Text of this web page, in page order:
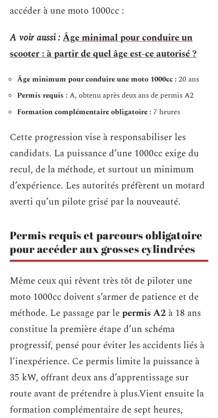
accéder à une moto 1000cc :
A voir aussi :Âge minimal pour conduire un
scooter : à partir de quel âge est-ce autorisé ?
Âge minimum pour conduire une moto 1000cc : 20 ans
Permis requis : A, obtenu après deux ans de permis A2
Formation complémentaire obligatoire : 7 heures
Cette progression vise à responsabiliser les
candidats. La puissance d’une 1000cc exige du
recul, de la méthode, et surtout un minimum
d’expérience. Les autorités préfèrent un motard
averti qu’un pilote grisé par la nouveauté.
Permis requis et parcours obligatoire
pour accéder aux grosses cylindrées
Même ceux qui rêvent très tôt de piloter une
moto 1000cc doivent s’armer de patience et de
méthode. Le passage par lepermis A2 à 18 ans
constitue la première étape d’un schéma
progressif, pensé pour éviter les accidents liés à
l’inexpérience. Ce permis limite la puissance à
35 kW, offrant deux ans d’apprentissage sur
route avant de prétendre à plus.Vient ensuite la
formation complémentaire de sept heures,